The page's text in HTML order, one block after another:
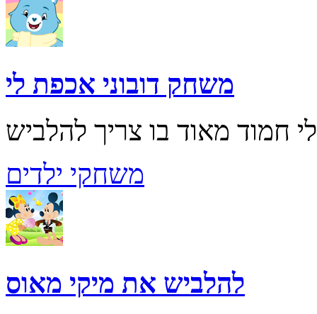
משחק דובוני אכפת לי
משחקי ילדים
להלביש את מיקי מאוס